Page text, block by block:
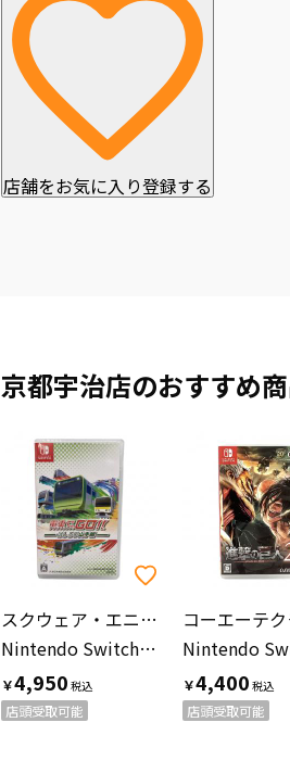
店舗をお気に入り登録する
京都宇治店のおすすめ
スクウェア・エニックス
Nintendo Switch用ソフト
￥4,950
店頭受取可能
￥4,400
店頭受取可能